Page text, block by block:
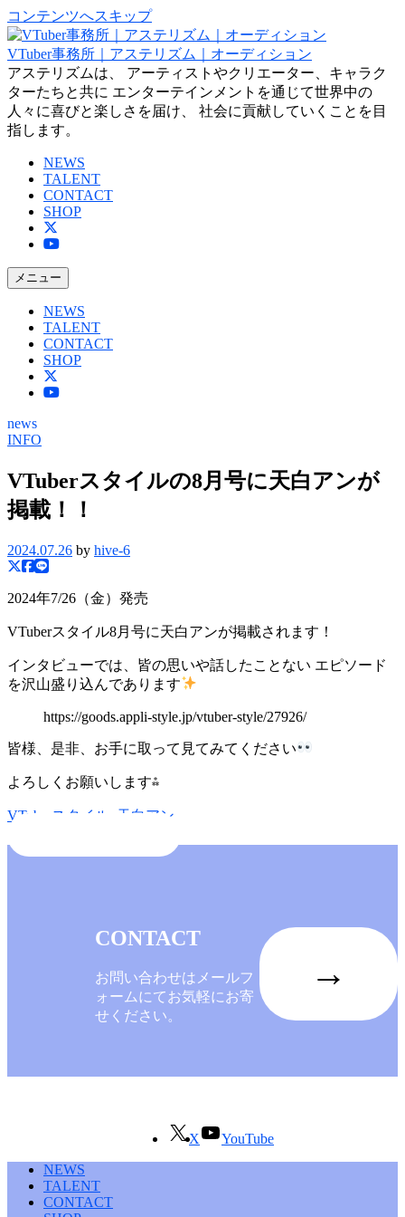
コンテンツへスキップ
VTuber事務所｜アステリズム｜オーディション
アステリズムは、 アーティストやクリエーター、キャラク
ターたちと共に エンターテインメントを通じて世界中の
人々に喜びと楽しさを届け、 社会に貢献していくことを目
指します。
NEWS
TALENT
CONTACT
SHOP
メニュー
NEWS
TALENT
CONTACT
SHOP
news
INFO
VTuberスタイルの8月号に天白アンが
掲載！！
2024.07.26 by hive-6
2024年7/26（金）発売
VTuberスタイル8月号に天白アンが掲載されます！
インタビューでは、皆の思いや話したことない エピソード
を沢山盛り込んであります
https://goods.appli-style.jp/vtuber-style/27926/
皆様、是非、お手に取って見てみてください
よろしくお願いします⁂
VTuberスタイル 天白アン
CONTACT
お問い合わせはメールフ
ォームにてお気軽にお寄
せください。
→
X
YouTube
NEWS
TALENT
CONTACT